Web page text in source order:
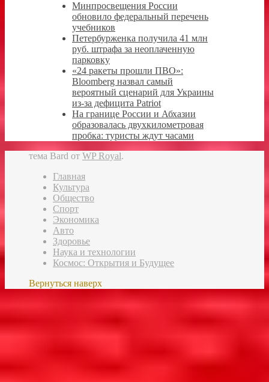
Минпросвещения России
обновило федеральный перечень
учебников
Петербурженка получила 41 млн
руб. штрафа за неоплаченную
парковку
«24 ракеты прошли ПВО»:
Bloomberg назвал самый
вероятный сценарий для Украины
из-за дефицита Patriot
На границе России и Абхазии
образовалась двухкилометровая
пробка: туристы ждут часами
тема Bard от WP Royal.
Главная
Культура
Общество
Спорт
Экономика
Авто
Здоровье
Наука и технологии
Космос: Открытия и Будущее
Вернуться наверх